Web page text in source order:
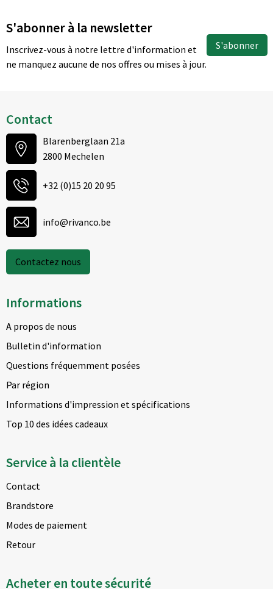
S'abonner à la newsletter
Inscrivez-vous à notre lettre d'information et
ne manquez aucune de nos offres ou mises à jour.
S'abonner
Contact
Blarenberglaan 21a
2800 Mechelen
+32 (0)15 20 20 95
info@rivanco.be
Contactez nous
Informations
A propos de nous
Bulletin d'information
Questions fréquemment posées
Par région
Informations d'impression et spécifications
Top 10 des idées cadeaux
Service à la clientèle
Contact
Brandstore
Modes de paiement
Retour
Acheter en toute sécurité